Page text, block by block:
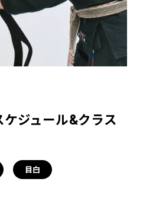
ケジュール&クラス
目白